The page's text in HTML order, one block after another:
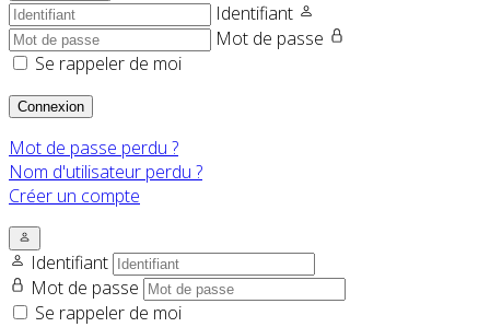
Identifiant
Mot de passe
Se rappeler de moi
Connexion
Mot de passe perdu ?
Nom d'utilisateur perdu ?
Créer un compte
Identifiant
Mot de passe
Se rappeler de moi